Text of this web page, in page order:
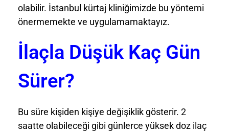
olabilir. İstanbul kürtaj kliniğimizde bu yöntemi
önermemekte ve uygulamamaktayız.
İlaçla Düşük Kaç Gün
Sürer?
Bu süre kişiden kişiye değişiklik gösterir. 2
saatte olabileceği gibi günlerce yüksek doz ilaç